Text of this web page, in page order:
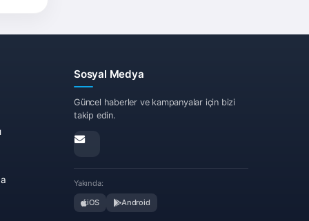
Sosyal Medya
Güncel haberler ve kampanyalar için bizi
takip edin.
Yakında:
iOS Android